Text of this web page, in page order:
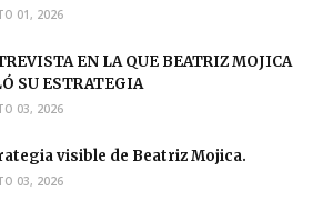
01, 2026
EN LA QUE BEATRIZ MOJICA
SU ESTRATEGIA
03, 2026
visible de Beatriz Mojica.
03, 2026